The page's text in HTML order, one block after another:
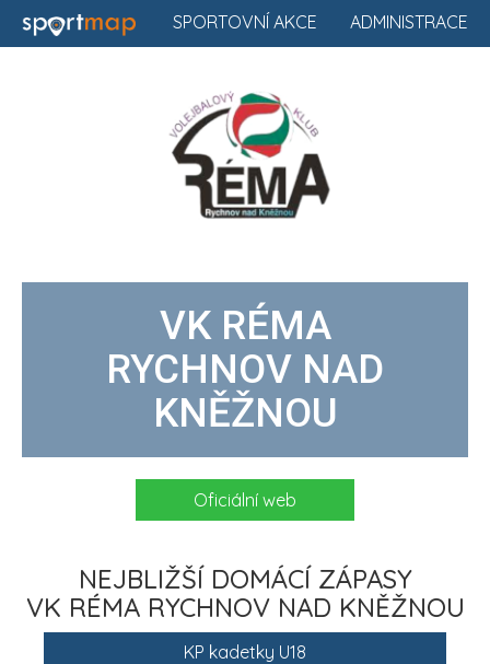
ADMINISTRACE
SPORTOVNÍ AKCE
VK RÉMA
RYCHNOV NAD
KNĚŽNOU
Oficiální web
NEJBLIŽŠÍ DOMÁCÍ ZÁPASY
VK RÉMA RYCHNOV NAD KNĚŽNOU
KP kadetky U18